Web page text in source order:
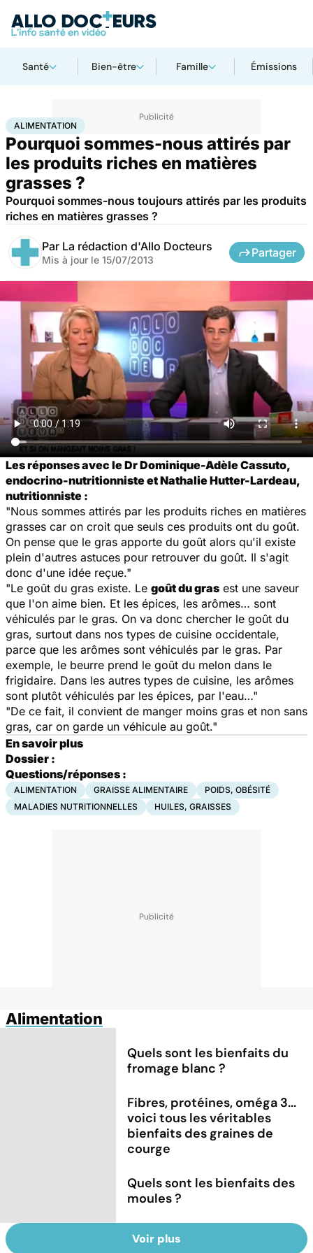
Santé Bien-être Famille Émissions
AccueilSantéMaladies Alimentation
ALIMENTATION
Pourquoi sommes-nous attirés par
les produits riches en matières
grasses ?
Pourquoi sommes-nous toujours attirés par les produits
riches en matières grasses ?
Par La rédaction d'Allo Docteurs
Mis à jour le 15/07/2013
Partager
Les réponses avec le Dr Dominique-Adèle Cassuto,
endocrino-nutritionniste et Nathalie Hutter-Lardeau,
nutritionniste :
"Nous sommes attirés par les produits riches en matières
grasses car on croit que seuls ces produits ont du goût.
On pense que le gras apporte du goût alors qu'il existe
plein d'autres astuces pour retrouver du goût. Il s'agit
donc d'une idée reçue."
"Le goût du gras existe. Le goût du gras est une saveur
que l'on aime bien. Et les épices, les arômes… sont
véhiculés par le gras. On va donc chercher le goût du
gras, surtout dans nos types de cuisine occidentale,
parce que les arômes sont véhiculés par le gras. Par
exemple, le beurre prend le goût du melon dans le
frigidaire. Dans les autres types de cuisine, les arômes
sont plutôt véhiculés par les épices, par l'eau…"
"De ce fait, il convient de manger moins gras et non sans
gras, car on garde un véhicule au goût."
En savoir plus
Dossier :
Questions/réponses :
ALIMENTATION GRAISSE ALIMENTAIRE
POIDS, OBÉSITÉ
MALADIES NUTRITIONNELLES
HUILES, GRAISSES
Alimentation
Quels sont les bienfaits du
fromage blanc ?
Fibres, protéines, oméga 3...
voici tous les véritables
bienfaits des graines de
courge
Quels sont les bienfaits des
moules ?
Voir plus